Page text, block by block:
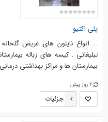
پلی اکتیو
... انواع نایلون های عریض
تبلیغاتی . کیسه های زباله
بیمارستان ها و مراکز بهداشتی
2 روز پیش
جزئیات